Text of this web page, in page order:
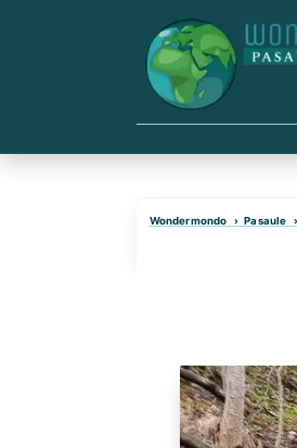
Wondermondo Pasaule